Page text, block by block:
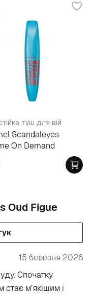
туш для вій
Scandaleyes
On Demand
Oud Figue
15 березня 2026
Спочатку
стає м’якішим і